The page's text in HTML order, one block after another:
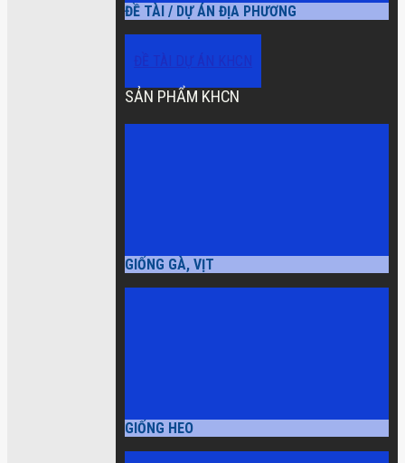
ĐỀ TÀI / DỰ ÁN ĐỊA PHƯƠNG
SẢN PHẨM KHCN
GIỐNG GÀ, VỊT
GIỐNG HEO